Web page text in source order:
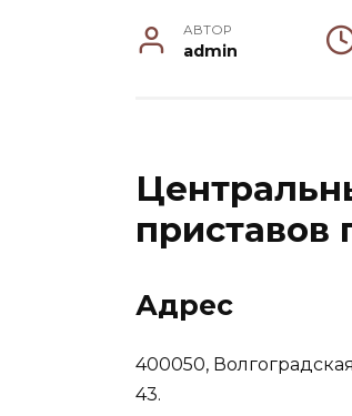
АВТОР
admin
приставов
Адрес
400050,
43.